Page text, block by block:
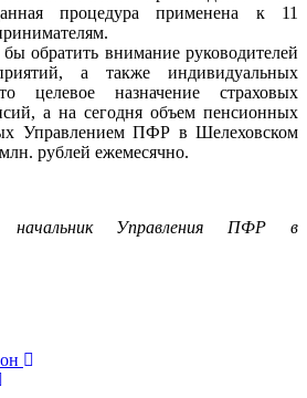
процедура применена к 11
обратить внимание руководителей
а также индивидуальных
целевое назначение страховых
а на сегодня объем пенсионных
Управлением ПФР в Шелеховском
рублей ежемесячно.
начальник Управления ПФР в